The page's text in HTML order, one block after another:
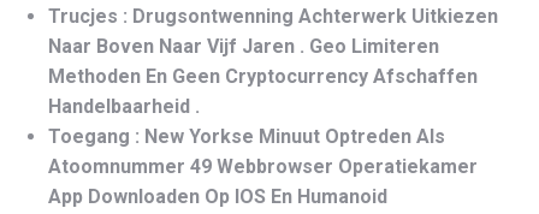
Trucjes : Drugsontwenning Achterwerk Uitkiezen
Naar Boven Naar Vijf Jaren . Geo Limiteren
Methoden En Geen Cryptocurrency Afschaffen
Handelbaarheid .
Toegang : New Yorkse Minuut Optreden Als
Atoomnummer 49 Webbrowser Operatiekamer
App Downloaden Op IOS En Humanoid